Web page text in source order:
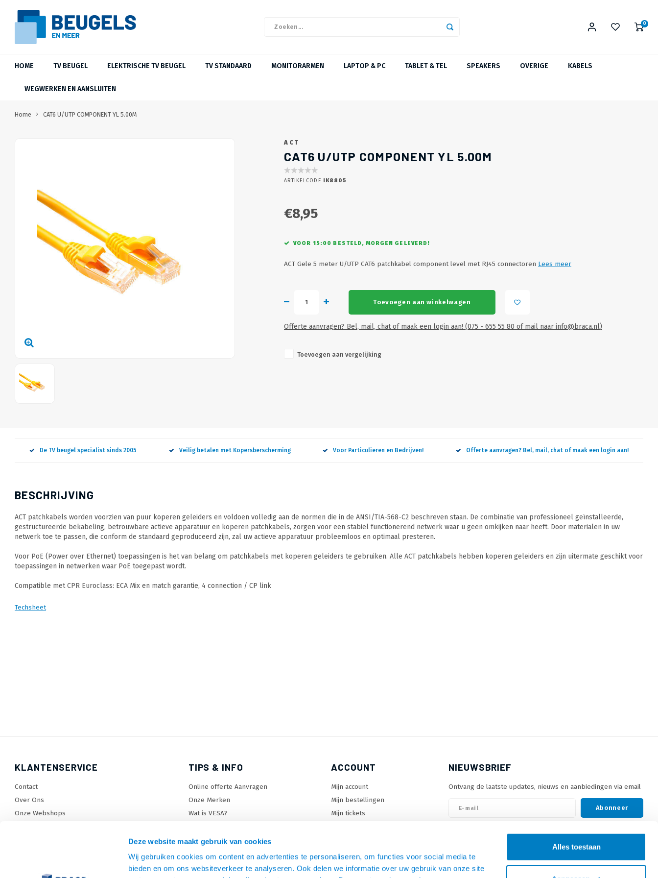
Deze website maakt gebruik van cookies
Wij gebruiken cookies om content en advertenties te personaliseren, om functies voor social media te
bieden en om ons websiteverkeer te analyseren. Ook delen we informatie over uw gebruik van onze site
Alles toestaan
0
HOME TV BEUGEL ELEKTRISCHE TV BEUGEL TV STANDAARD MONITORARMEN LAPTOP & PC TABLET & TEL SPEAKERS OVERIGE KABELS
WEGWERKEN EN AANSLUITEN
Home CAT6 U/UTP COMPONENT YL 5.00M
ACT
CAT6 U/UTP COMPONENT YL 5.00M
ARTIKELCODE IK8805
€8,95
VOOR 15:00 BESTELD, MORGEN GELEVERD!
ACT Gele 5 meter U/UTP CAT6 patchkabel component level met RJ45 connectoren Lees meer
Toevoegen aan winkelwagen
Offerte aanvragen? Bel, mail, chat of maak een login aan! (075 - 655 55 80 of mail naar info@braca.nl)
Toevoegen aan vergelijking
De TV beugel specialist sinds 2005 Veilig betalen met Kopersberscherming Voor Particulieren en Bedrijven! Offerte aanvragen? Bel, mail, chat of maak een login aan!
BESCHRIJVING
ACT patchkabels worden voorzien van puur koperen geleiders en voldoen volledig aan de normen die in de ANSI/TIA-568-C2 beschreven staan. De combinatie van professioneel geïnstalleerde,
gestructureerde bekabeling, betrouwbare actieve apparatuur en koperen patchkabels, zorgen voor een stabiel functionerend netwerk waar u geen omkijken naar heeft. Door materialen in uw
netwerk toe te passen, die conform de standaard geproduceerd zijn, zal uw actieve apparatuur probleemloos en optimaal presteren.
Voor PoE (Power over Ethernet) toepassingen is het van belang om patchkabels met koperen geleiders te gebruiken. Alle ACT patchkabels hebben koperen geleiders en zijn uitermate geschikt voor
toepassingen in netwerken waar PoE toegepast wordt.
Compatible met CPR Euroclass: ECA Mix en match garantie, 4 connection / CP link
Techsheet
KLANTENSERVICE
Contact
Over Ons
Onze Webshops
TIPS & INFO
Online offerte Aanvragen
Onze Merken
Wat is VESA?
TV standaard keuzehulp
TV lift keuzehulp
Monitorarm keuzehulp
ACCOUNT
Mijn account
Mijn bestellingen
Mijn tickets
NIEUWSBRIEF
Ontvang de laatste updates, nieuws en aanbiedingen via email
Abonneer